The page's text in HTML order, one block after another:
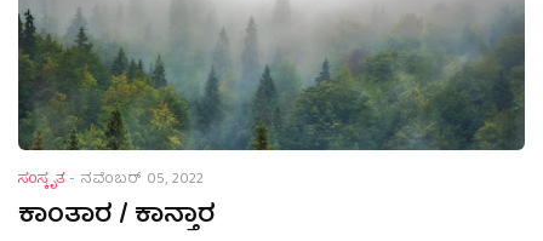
ಸಂಸ್ಕೃತ- ನವೆಂಬರ್ 05, 2022
ಕಾಂತಾರ / ಕಾನ್ತಾರ